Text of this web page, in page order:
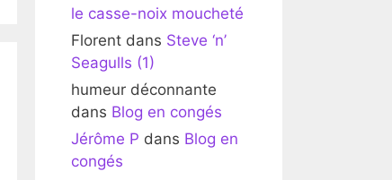
le casse-noix moucheté
Florent dans Steve ‘n’
Seagulls (1)
humeur déconnante
dans Blog en congés
Jérôme P dans Blog en
congés